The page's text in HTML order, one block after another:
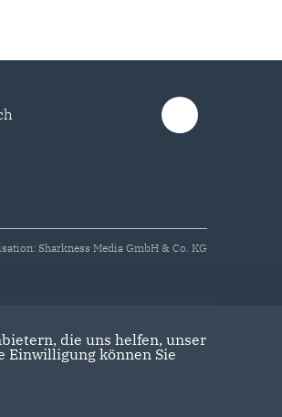
Sharkness Media GmbH & Co. KG
die uns helfen, unser
Einwilligung können Sie